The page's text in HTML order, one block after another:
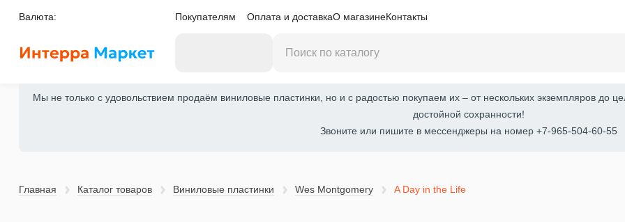
Валюта: Покупателям Оплата и доставкаО магазинеКонтакты
Мы не только с удовольствием продаём виниловые пластинки, но и с радостью покупаем их – от нескольких экземпляров до
достойной сохранности!
Звоните или пишите в мессенджеры на номер +7-965-504-60-55
Главная Каталог товаров Виниловые пластинки Wes Montgomery A Day in the Life